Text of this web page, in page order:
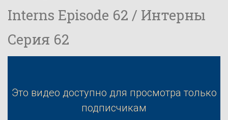
Interns Episode 62 / Интерны
Серия 62
Это видео доступно для просмотра только
подписчикам